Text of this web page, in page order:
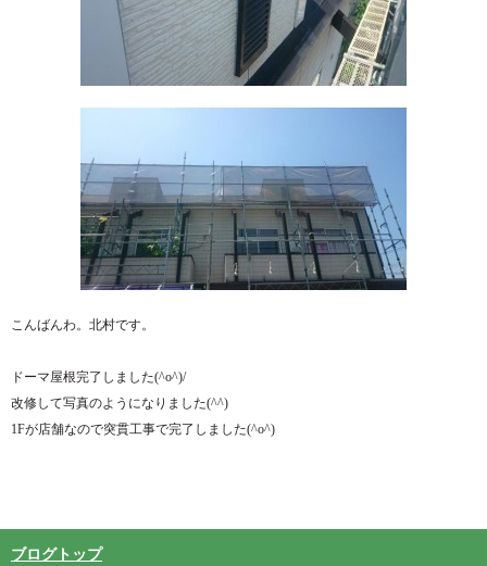
こんばんわ。北村です。
ドーマ屋根完了しました(^o^)/
改修して写真のようになりました(^^)
1Fが店舗なので突貫工事で完了しました(^o^)
ブログトップ